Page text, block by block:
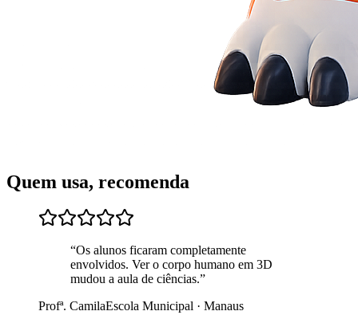
Quem usa, recomenda
“Os alunos ficaram completamente
envolvidos. Ver o corpo humano em 3D
mudou a aula de ciências.”
Profª. CamilaEscola Municipal · Manaus